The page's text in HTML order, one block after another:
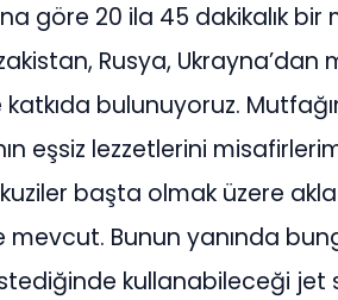
göre 20 ila 45 dakikalık bir
Rusya,
bulunuyoruz.
eşsiz lezzetlerini
başta olmak üzere
mevcut. Bunun yanında
kullanabileceği jet